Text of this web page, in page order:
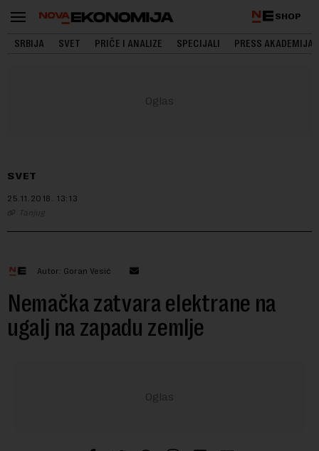
SHOP
SRBIJA SVET PRIČE I ANALIZE SPECIJALI PRESS AKADEMIJA
SVET
25.11.2018. 13:13
Tanjug
Autor: Goran Vesić
Nemačka zatvara elektrane na
ugalj na zapadu zemlje